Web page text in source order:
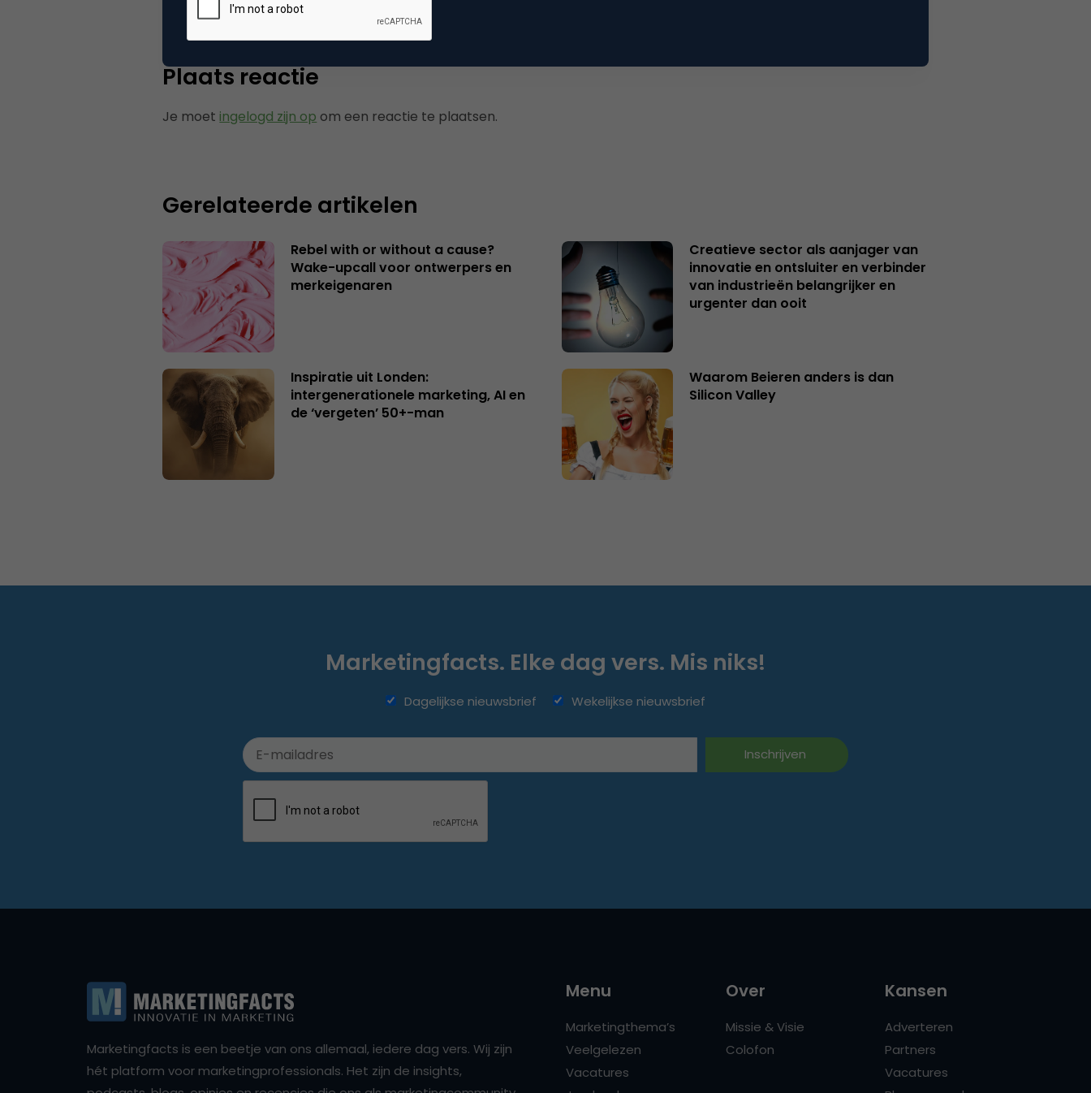
Plaats reactie
Je moet ingelogd zijn op om een reactie te plaatsen.
Gerelateerde artikelen
Rebel with or without a cause?
Wake-upcall voor ontwerpers en
merkeigenaren
Creatieve sector als aanjager van
innovatie en ontsluiter en verbinder
van industrieën belangrijker en
urgenter dan ooit
Inspiratie uit Londen:
intergenerationele marketing, AI en
de ‘vergeten’ 50+-man
Waarom Beieren anders is dan
Silicon Valley
Marketingfacts. Elke dag vers. Mis niks!
Dagelijkse nieuwsbrief Wekelijkse nieuwsbrief
Marketingfacts is een beetje van ons allemaal, iedere dag vers. Wij zijn
hét platform voor marketingprofessionals. Het zijn de insights,
Menu
Marketingthema’s
Veelgelezen
Vacatures
Over
Missie & Visie
Colofon
Kansen
Adverteren
Partners
Vacatures